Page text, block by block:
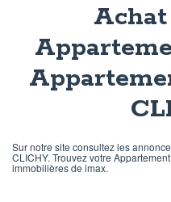
Sur notre site consultez les
CLICHY. Trouvez votre
immobilières de imax.